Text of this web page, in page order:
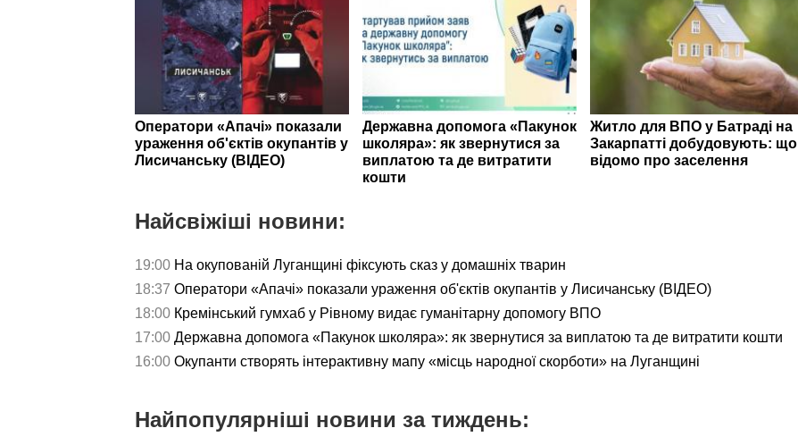
Оператори «Апачі» показали
ураження об'єктів окупантів у
Лисичанську (ВІДЕО)
Державна допомога «Пакунок
школяра»: як звернутися за
виплатою та де витратити
кошти
Житло для ВПО у Батраді на
Закарпатті добудовують: що
відомо про заселення
Найсвіжіші новини:
19:00 На окупованій Луганщині фіксують сказ у домашніх тварин
18:37 Оператори «Апачі» показали ураження об'єктів окупантів у Лисичанську (ВІДЕО)
18:00 Кремінський гумхаб у Рівному видає гуманітарну допомогу ВПО
17:00 Державна допомога «Пакунок школяра»: як звернутися за виплатою та де витратити кошти
16:00 Окупанти створять інтерактивну мапу «місць народної скорботи» на Луганщині
Найпопулярніші новини за тиждень: